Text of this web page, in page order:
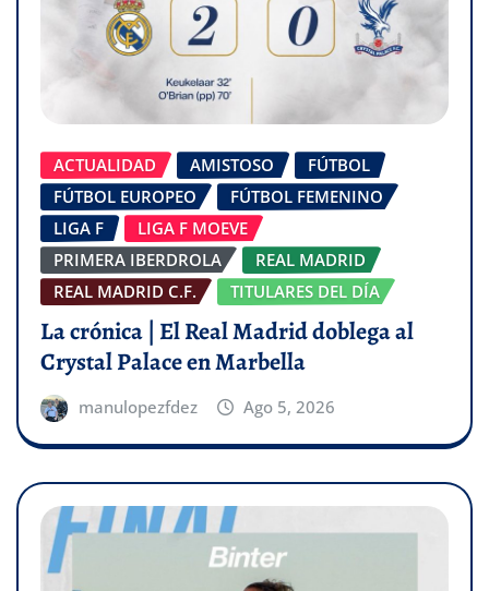
ACTUALIDAD AMISTOSO
FÚTBOL
FÚTBOL EUROPEO
FÚTBOL FEMENINO
LIGA F
LIGA F MOEVE
PRIMERA IBERDROLA
REAL MADRID
REAL MADRID C.F.
TITULARES DEL DÍA
La crónica | El Real Madrid doblega al
Crystal Palace en Marbella
manulopezfdez Ago 5, 2026